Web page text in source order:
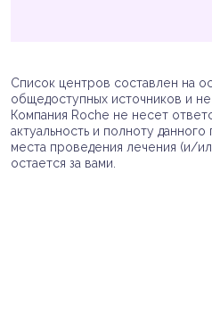
Список центров составлен на
общедоступных источников и
Компания Roche не несет
актуальность и полноту
места проведения лечения (и/
остается за вами.